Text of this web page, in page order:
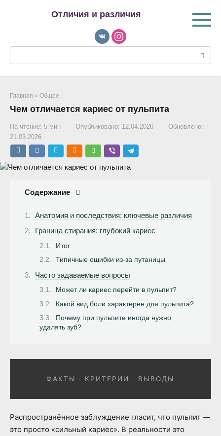
Отличия и различия
Главная » Общее
Чем отличается кариес от пульпита
На чтение: 5 мин Опубликовано: 12.04.2026
Обновлено:
21.03.2026
Содержание
Анатомия и последствия: ключевые различия
Граница стирания: глубокий кариес
Итог
Типичные ошибки из-за путаницы
Часто задаваемые вопросы
Может ли кариес перейти в пульпит?
Какой вид боли характерен для пульпита?
Почему при пульпите иногда нужно
удалять зуб?
ФАКТЫ · КРИТЕРИИ · ВЫВОДЫ
Распространённое заблуждение гласит, что пульпит —
это просто «сильный кариес». В реальности это